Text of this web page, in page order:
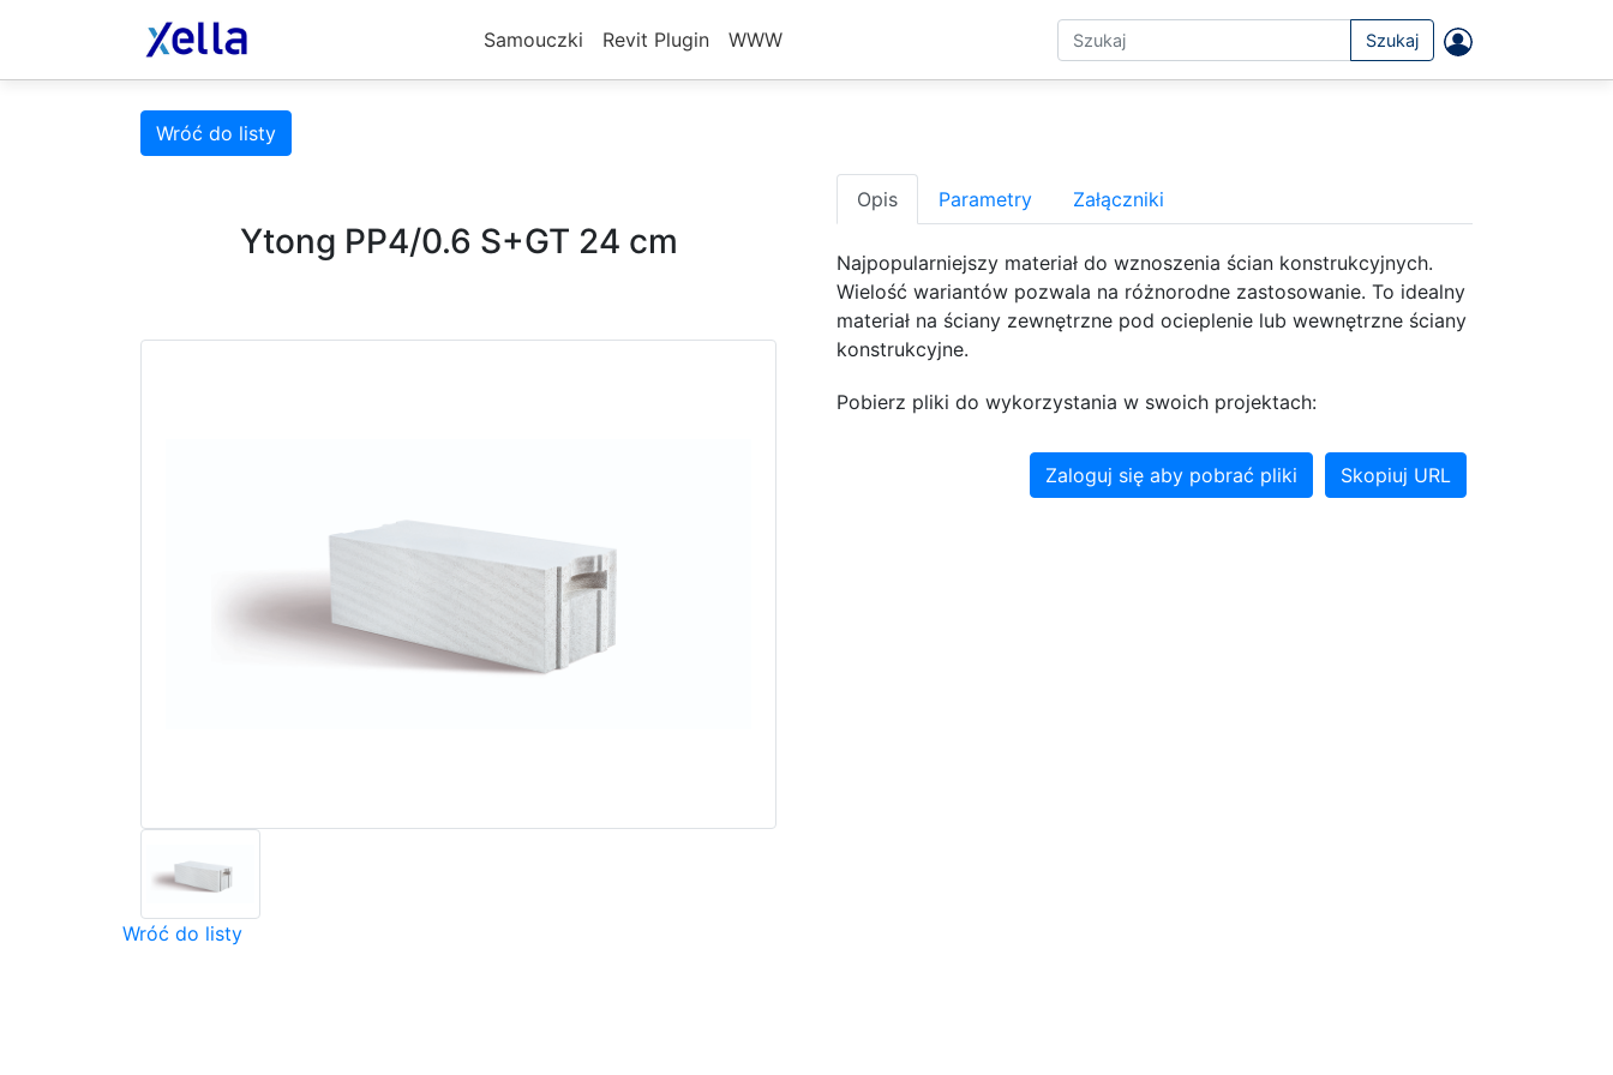
Samouczki Revit Plugin WWW Szukaj
Wróć do listy
Ytong PP4/0.6 S+GT 24 cm
Opis Parametry Załączniki
Najpopularniejszy materiał do wznoszenia ścian konstrukcyjnych.
Wielość wariantów pozwala na różnorodne zastosowanie. To idealny
materiał na ściany zewnętrzne pod ocieplenie lub wewnętrzne ściany
konstrukcyjne.
Pobierz pliki do wykorzystania w swoich projektach:
Zaloguj się aby pobrać pliki Skopiuj URL
Wróć do listy